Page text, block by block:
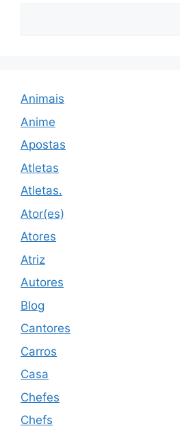
Animais
Anime
Apostas
Atletas
Atletas.
Ator(es)
Atores
Atriz
Autores
Blog
Cantores
Carros
Casa
Chefes
Chefs